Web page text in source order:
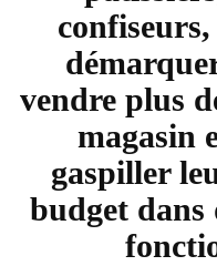
vendre plus
magasin
gaspiller
budget dans